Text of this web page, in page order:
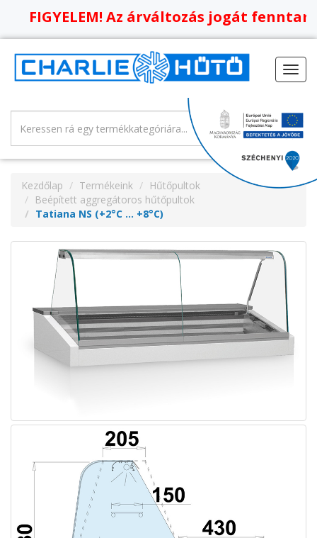
Az árváltozás jogát
Kezdőlap Termékeink
Hűtőpultok
Beépített aggregátoros hűtőpultok
Tatiana NS (+2°C … +8°C)